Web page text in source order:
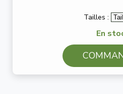
Tailles :
En